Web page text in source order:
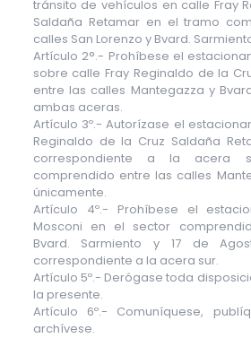
tránsito de vehículos en calle Fray
Saldaña Retamar en el tramo
calles San Lorenzo y Bvard.
Artículo 2°.- Prohíbese el
sobre calle Fray Reginaldo de la
entre las calles Mantegazza y
ambas aceras.
Artículo 3º.- Autorízase el
Reginaldo de la Cruz Saldaña
correspondiente a la acera
comprendido entre las calles
únicamente.
Artículo 4º.- Prohíbese el
Mosconi en el sector
Bvard. Sarmiento y 17 de
correspondiente a la acera sur.
Artículo 5º.- Derógase toda
la presente.
Artículo 6º.- Comuníquese,
archívese.